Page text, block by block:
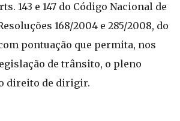
143 e 147 do Código Nacional de
168/2004 e 285/2008, do
pontuação que permita, nos
de trânsito, o pleno
direito de dirigir.